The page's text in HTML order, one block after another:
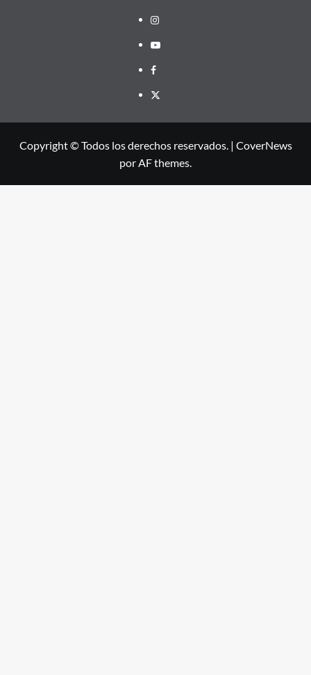
Instagram
Youtube
Facebook
X
Copyright © Todos los derechos reservados. | CoverNews
por AF themes.